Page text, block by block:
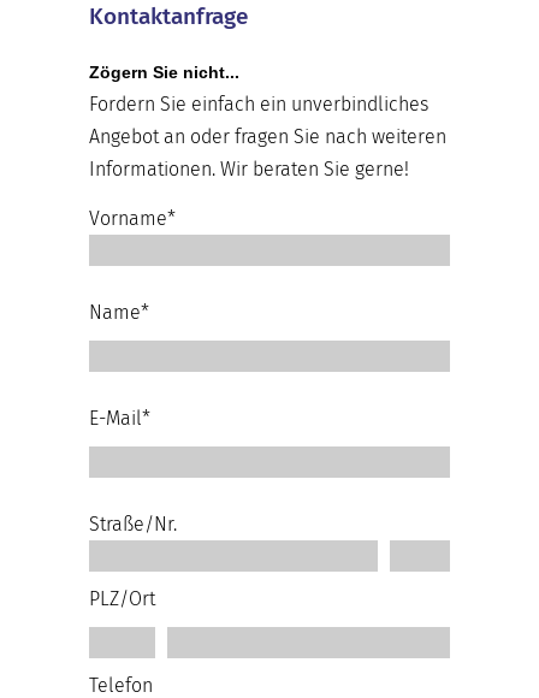
Kontaktanfrage
Zögern Sie nicht...
Fordern Sie einfach ein unverbindliches
Angebot an oder fragen Sie nach weiteren
Informationen. Wir beraten Sie gerne!
Vorname*
Name*
E-Mail*
Straße/Nr.
PLZ/Ort
Telefon